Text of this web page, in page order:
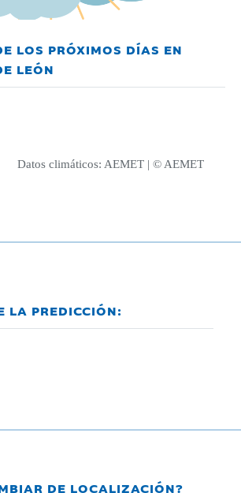
LOS PRÓXIMOS DÍAS EN
LEÓN
Datos climáticos: AEMET | © AEMET
LA PREDICCIÓN:
DE LOCALIZACIÓN?